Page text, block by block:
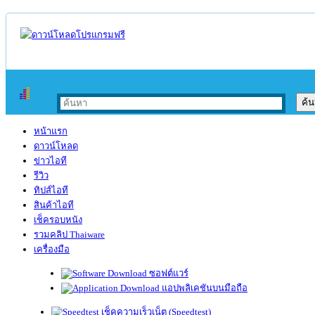
หน้าแรก
ดาวน์โหลด
ข่าวไอที
รีวิว
ทิปส์ไอที
สินค้าไอที
เช็ครอบหนัง
รวมคลิป Thaiware
เครื่องมือ
ซอฟต์แวร์
แอปพลิเคชันบนมือถือ
เช็คความเร็วเน็ต (Speedtest)